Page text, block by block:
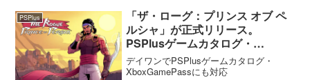
PSPlus
「ザ・ローグ：プリンス オブ ペ
ルシャ」が正式リリース。
PSPlusゲームカタログ・
XboxGamePassにも対応して配
信開始
デイワンでPSPlusゲームカタログ・
XboxGamePassにも対応